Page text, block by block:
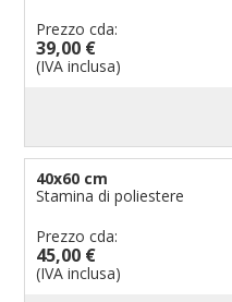
Prezzo cda:
39,00 €
(IVA inclusa)
40x60 cm
Stamina di poliestere
Prezzo cda:
45,00 €
(IVA inclusa)